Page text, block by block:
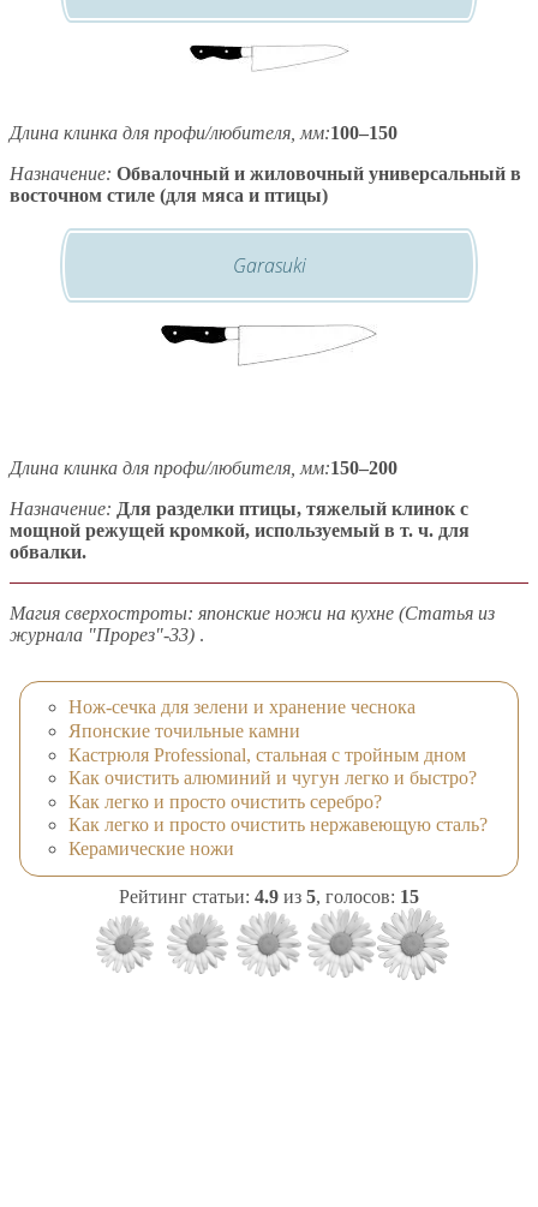
Длина клинка для профи/любителя, мм:100–150
Назначение: Обвалочный и жиловочный универсальный в
восточном стиле (для мяса и птицы)
Garasuki
Длина клинка для профи/любителя, мм:150–200
Назначение: Для разделки птицы, тяжелый клинок с
мощной режущей кромкой, используемый в т. ч. для
обвалки.
Магия сверхостроты: японские ножи на кухне (Статья из
журнала "Прорез"-33) .
Нож-сечка для зелени и хранение чеснока
Японские точильные камни
Кастрюля Professional, стальная с тройным дном
Как очистить алюминий и чугун легко и быстро?
Как легко и просто очистить серебро?
Как легко и просто очистить нержавеющую сталь?
Керамические ножи
Рейтинг статьи: 4.9 из 5, голосов: 15